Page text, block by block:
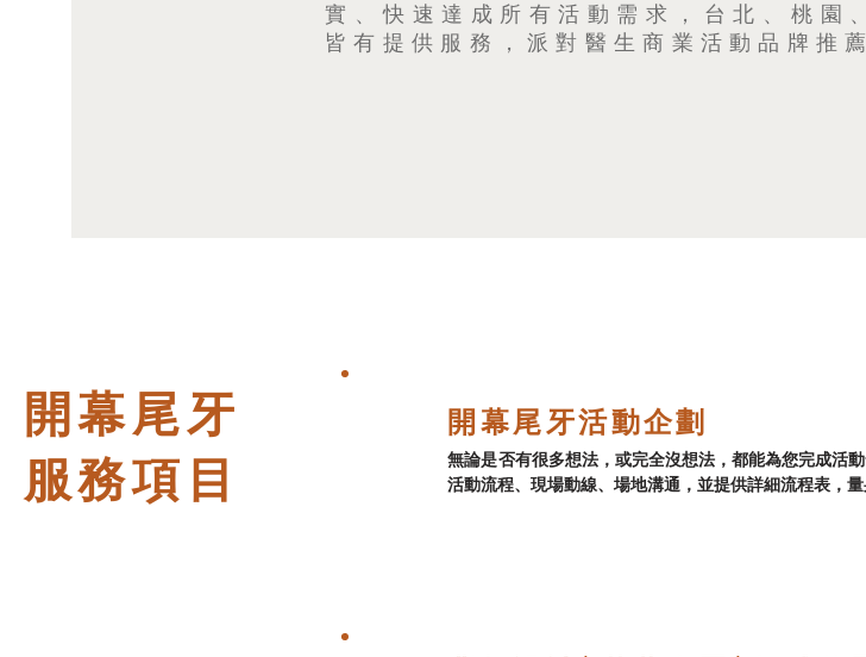
實、快速達成所有活動需求，台北、桃園
皆有提供服務，派對醫生商業活動品牌推
開幕尾牙
服務項目
開幕尾牙活動企劃
無論是否有很多想法，或完全沒想法，都能為您完成活
活動流程、現場動線、場地溝通，並提供詳細流程表，量